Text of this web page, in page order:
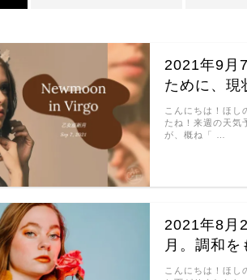
2021年9月
ために、現
こんにちは！ほし
たね！来週の天気
が、概ね「 …
2021年8月
月。調和を
こんにちは！ほし